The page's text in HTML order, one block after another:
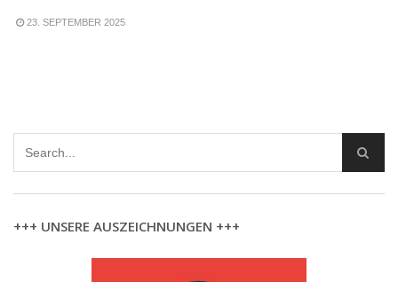
23. SEPTEMBER 2025
+++ UNSERE AUSZEICHNUNGEN +++